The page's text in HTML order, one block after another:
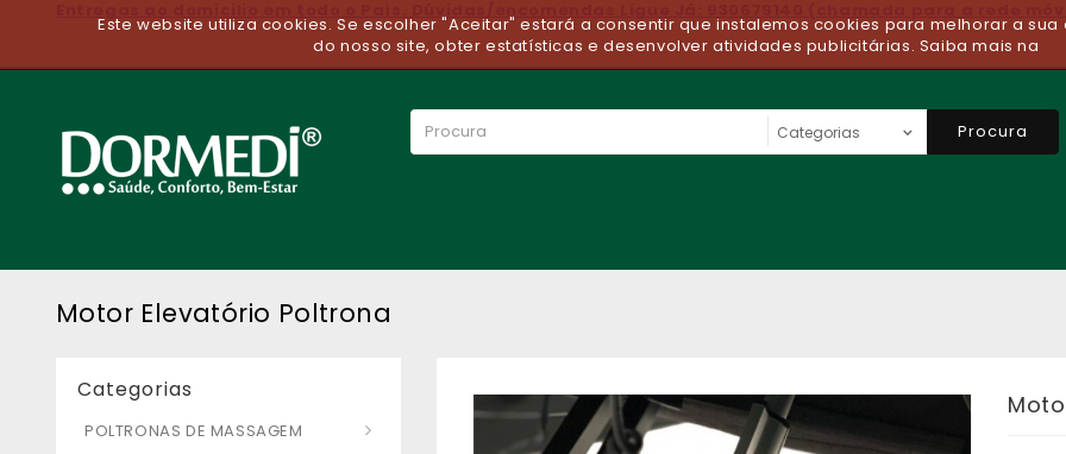
Procura
Motor Elevatório Poltrona
Categorias
POLTRONAS DE MASSAGEM
Este website utiliza cookies. Se escolher "Aceitar" estará a consentir que instalemos cookies para melhorar a
do nosso site, obter estatísticas e desenvolver atividades publicitárias. Saiba mais na